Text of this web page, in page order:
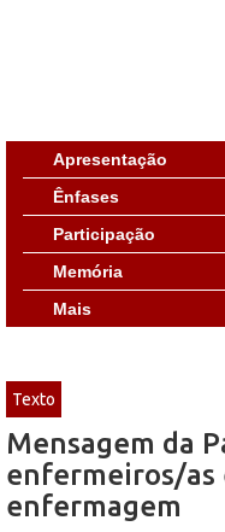
Apresentação
Ênfases
Participação
Memória
Mais
Texto
Mensagem da
enfermeiros/as
enfermagem